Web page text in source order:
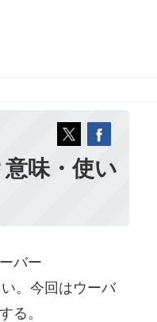
味・使い
バー
。今回はウーバ
る。